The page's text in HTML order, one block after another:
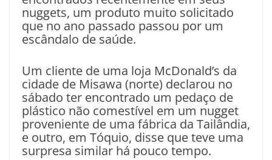
nuggets, um produto muito solicitado
que no ano passado passou por um
escândalo de saúde.
Um cliente de uma loja McDonald’s da
cidade de Misawa (norte) declarou no
sábado ter encontrado um pedaço de
plástico não comestível em um nugget
proveniente de uma fábrica da Tailândia,
e outro, em Tóquio, disse que teve uma
surpresa similar há pouco tempo.